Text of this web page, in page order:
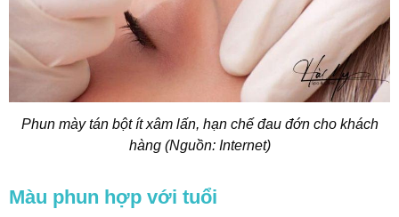
Phun mày tán bột ít xâm lấn, hạn chế đau đớn cho khách
hàng (Nguồn: Internet)
Màu phun hợp với tuổi